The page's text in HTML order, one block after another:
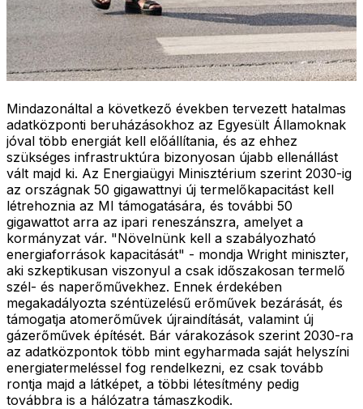
Mindazonáltal a következő években tervezett hatalmas
adatközponti beruházásokhoz az Egyesült Államoknak
jóval több energiát kell előállítania, és az ehhez
szükséges infrastruktúra bizonyosan újabb ellenállást
vált majd ki. Az Energiaügyi Minisztérium szerint 2030-ig
az országnak 50 gigawattnyi új termelőkapacitást kell
létrehoznia az MI támogatására, és további 50
gigawattot arra az ipari reneszánszra, amelyet a
kormányzat vár. "Növelnünk kell a szabályozható
energiaforrások kapacitását" - mondja Wright miniszter,
aki szkeptikusan viszonyul a csak időszakosan termelő
szél- és naperőművekhez. Ennek érdekében
megakadályozta széntüzelésű erőművek bezárását, és
támogatja atomerőművek újraindítását, valamint új
gázerőművek építését. Bár várakozások szerint 2030-ra
az adatközpontok több mint egyharmada saját helyszíni
energiatermeléssel fog rendelkezni, ez csak tovább
rontja majd a látképet, a többi létesítmény pedig
továbbra is a hálózatra támaszkodik.